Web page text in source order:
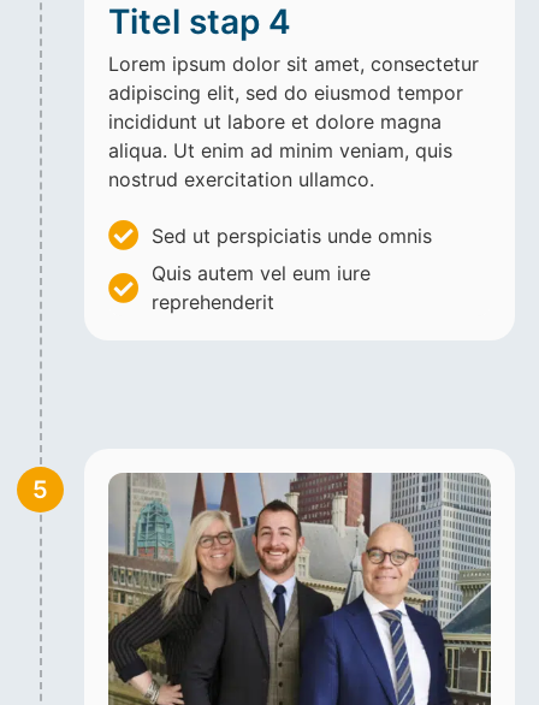
Titel stap 4
Lorem ipsum dolor sit amet, consectetur
adipiscing elit, sed do eiusmod tempor
incididunt ut labore et dolore magna
aliqua. Ut enim ad minim veniam, quis
nostrud exercitation ullamco.
Sed ut perspiciatis unde omnis
Quis autem vel eum iure
reprehenderit
5